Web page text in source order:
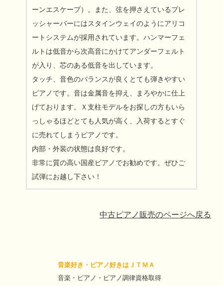
ーンエスケープ）。また、弦を押さえているプレ
ッシャーバーにはスタインウェイのようにアリコ
ートシステムが採用されています。ハンマーフェ
ルトは低音から次高音にかけてアンダーフェルト
が入り、芯のある低音を出しています。
タッチ、音色のバランスが良くとても弾きやすい
ピアノです。音は金属音を抑え、まろやかに仕上
げております。Ｘ支柱モデルをお探しの方もいら
っしゃるほどとても人気が高く、入荷するとすぐ
に売れてしまうピアノです。
内部・外装の状態は良好です。
非常に質の高い国産ピアノでお勧めです。ぜひご
試弾にお越し下さい！
中古ピアノ販売のページへ戻る
音楽好き・ピアノ好きはＪＴＭＡ
音楽・ピアノ・ピアノ調律資格取得